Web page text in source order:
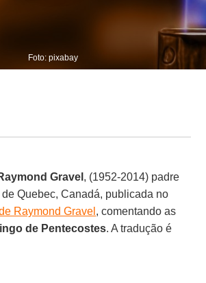
Foto: pixabay
Gravel , (1952-2014) padre
Quebec, Canadá, publicada no
Raymond Gravel , comentando as
de Pentecostes. A tradução é